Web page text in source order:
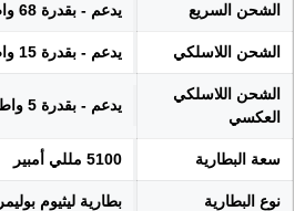
الشحن السريع يدعم - بقدرة 68 واط
الشحن اللاسلكي يدعم - بقدرة 15 واط
الشحن اللاسلكي
العكسي
يدعم - بقدرة 5 واط
سعة البطارية 5100 مللي أمبير
نوع البطارية بطارية ليثيوم بوليمر